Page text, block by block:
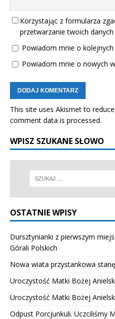
Korzystając z formularza
przetwarzanie twoich
Powiadom mnie o
Powiadom mnie o nowych
This site uses Akismet to
comment data is processed.
WPISZ SZUKANE SŁOWO
OSTATNIE WPISY
Dursztynianki z pierwszym
Górali Polskich
Nowa wiata przystankowa
Uroczystość Matki Bożej
Uroczystość Matki Bożej
Odpust Porcjunkuli. Uczciliśmy